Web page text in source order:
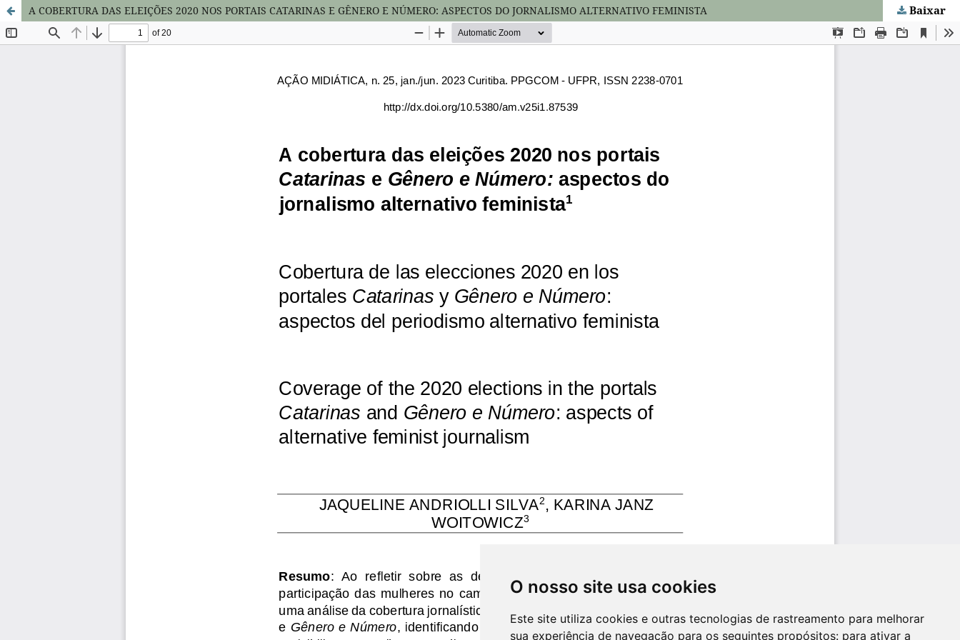
O nosso site usa cookies
Este site utiliza cookies e outras tecnologias de rastreamento para melhorar
sua experiência de navegação para os seguintes propósitos: para ativar a
A COBERTURA DAS ELEIÇÕES 2020 NOS PORTAIS CATARINAS E GÊNERO E NÚMERO: ASPECTOS DO JORNALISMO ALTERNATIVO FEMINISTA Baixar